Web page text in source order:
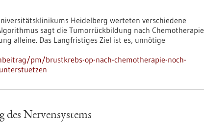
Heidelberg werteten verschiedene
sagt die Tumorrückbildung nach Chemotherapie
alleine. Das Langfristiges Ziel ist es, unnötige
pm/brustkrebs-op-nach-chemotherapie-noch-
Nervensystems